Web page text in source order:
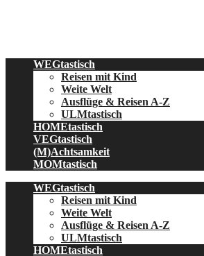
WEGtastisch
Reisen mit Kind
Weite Welt
Ausflüge & Reisen A-Z
ULMtastisch
HOMEtastisch
VEGtastisch
(M)Achtsamkeit
MOMtastisch
WEGtastisch
Reisen mit Kind
Weite Welt
Ausflüge & Reisen A-Z
ULMtastisch
HOMEtastisch